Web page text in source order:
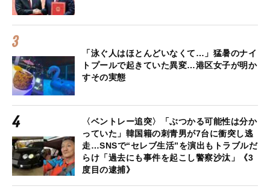
「泳ぐ人はほとんどいなくて…」猛暑のナイ
トプールで起きていた異変…港区女子が明か
すその実態
〈ベントレー追突〉「ぶつかる可能性は分か
っていた」韓国籍の刺青男が7台に衝突し逃
走…SNSで“セレブ生活”を演出もトラブルだ
らけ「過去にも事件を起こし警察沙汰」《3
度目の逮捕》